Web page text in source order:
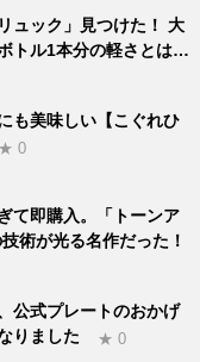
ュック」見つけた！ 大
トル1本分の軽さとは…
も美味しい【こぐれひ
★ 0
て即購入。「トーンア
術が光る名作だった！
公式プレートのおかげ
りました
★ 0